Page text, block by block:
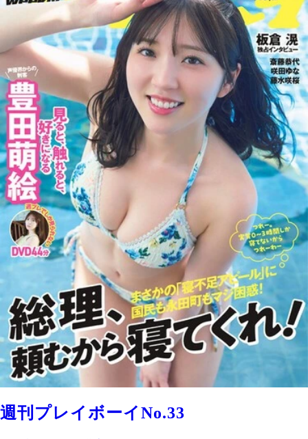
週刊プレイボーイNo.33